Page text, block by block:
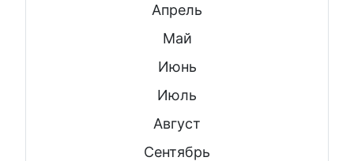
Апрель
Май
Июнь
Июль
Август
Сентябрь